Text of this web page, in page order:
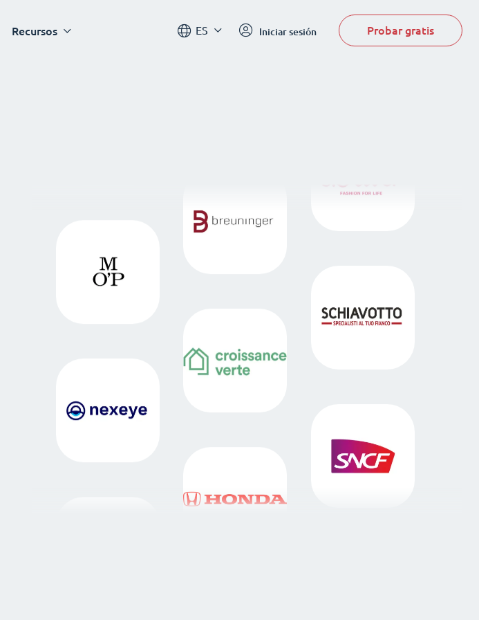
Recursos ES Iniciar sesión Probar gratis